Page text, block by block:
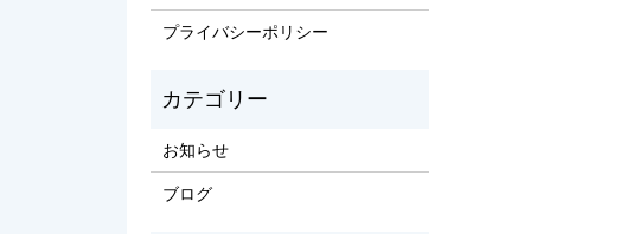
プライバシーポリシー
お知らせ
ブログ